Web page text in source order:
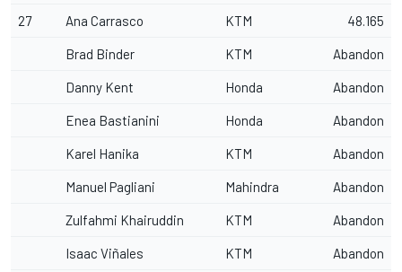
27 Ana Carrasco KTM 48.165
Brad Binder KTM Abandon
Danny Kent Honda Abandon
Enea Bastianini Honda Abandon
Karel Hanika KTM Abandon
Manuel Pagliani Mahindra Abandon
Zulfahmi Khairuddin KTM Abandon
Isaac Viñales KTM Abandon